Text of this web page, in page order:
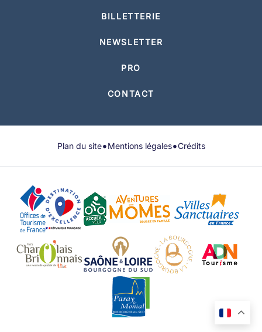
BILLETTERIE
NEWSLETTER
PRO
CONTACT
Plan du site•Mentions légales•Crédits